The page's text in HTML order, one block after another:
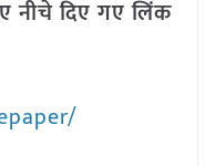
दिए गए लिंक